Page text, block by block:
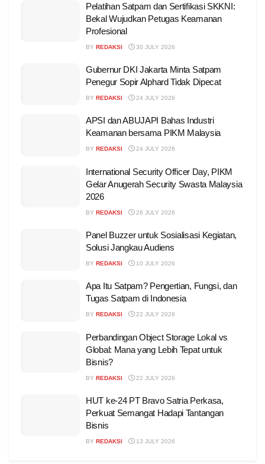
Pelatihan Satpam dan Sertifikasi SKKNI:
Bekal Wujudkan Petugas Keamanan
Profesional
BY REDAKSI 30 JULY 2026
Gubernur DKI Jakarta Minta Satpam
Penegur Sopir Alphard Tidak Dipecat
BY REDAKSI 24 JULY 2026
APSI dan ABUJAPI Bahas Industri
Keamanan bersama PIKM Malaysia
BY REDAKSI 24 JULY 2026
International Security Officer Day, PIKM
Gelar Anugerah Security Swasta Malaysia
2026
BY REDAKSI 26 JULY 2026
Panel Buzzer untuk Sosialisasi Kegiatan,
Solusi Jangkau Audiens
BY REDAKSI 10 JULY 2026
Apa Itu Satpam? Pengertian, Fungsi, dan
Tugas Satpam di Indonesia
BY REDAKSI 22 JULY 2026
Perbandingan Object Storage Lokal vs
Global: Mana yang Lebih Tepat untuk
Bisnis?
BY REDAKSI 22 JULY 2026
HUT ke-24 PT Bravo Satria Perkasa,
Perkuat Semangat Hadapi Tantangan
Bisnis
BY REDAKSI 13 JULY 2026